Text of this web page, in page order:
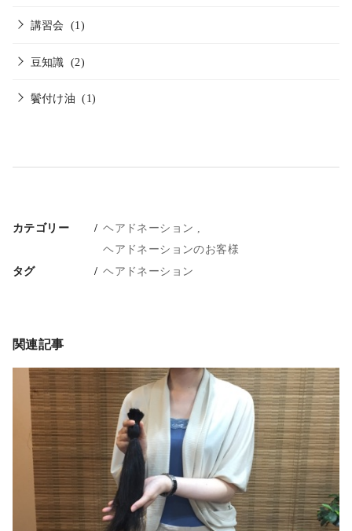
講習会 (1)
豆知識 (2)
鬢付け油 (1)
カテゴリー
ヘアドネーション
ヘアドネーションのお客様
タグ
ヘアドネーション
関連記事